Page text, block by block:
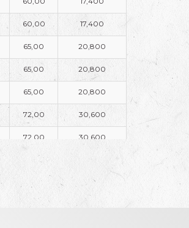
60,00 17,400
65,00 20,800
65,00 20,800
65,00 20,800
72,00 30,600
72,00 30,600
72,00